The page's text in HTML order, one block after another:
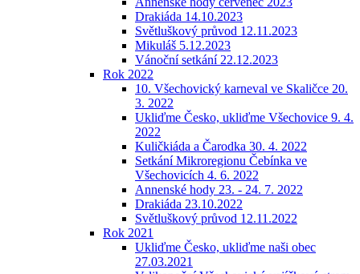
Drakiáda 14.10.2023
Světluškový průvod 12.11.2023
Mikuláš 5.12.2023
Vánoční setkání 22.12.2023
Rok 2022
10. Všechovický karneval ve Skaličce 20.
3. 2022
Ukliďme Česko, ukliďme Všechovice 9. 4.
2022
Kuličkiáda a Čarodka 30. 4. 2022
Setkání Mikroregionu Čebínka ve
Všechovicích 4. 6. 2022
Annenské hody 23. - 24. 7. 2022
Drakiáda 23.10.2022
Světluškový průvod 12.11.2022
Rok 2021
Ukliďme Česko, ukliďme naši obec
27.03.2021